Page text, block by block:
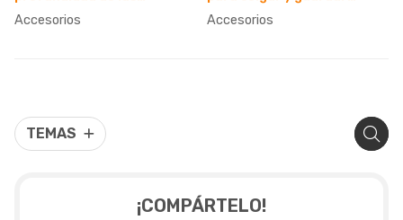
TEMAS
cajoneras?
Accesorios
prendas largas
Accesorios
¡COMPÁRTELO!